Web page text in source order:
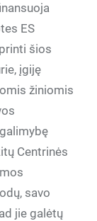
ES
šios
įgiję
žiniomis
Centrinės
savo
jie galėtų